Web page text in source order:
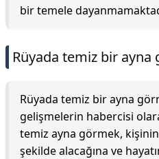
bir temele
Rüyada temiz bir ayna
Rüyada temiz bir ayna
gelişmelerin habercisi
temiz ayna görmek,
şekilde alacağına ve